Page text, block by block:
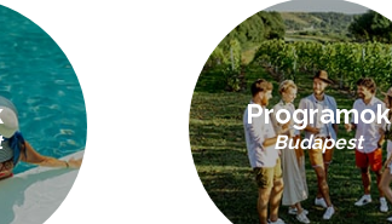
Programok
Budapest